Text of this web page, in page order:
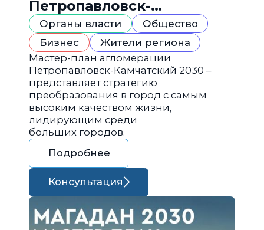
Петропавловск-
Камчатский 2030
Органы власти
Общество
Бизнес
Жители региона
Мастер-план агломерации
Петропавловск-Камчатский 2030 –
представляет стратегию
преобразования в город с самым
высоким качеством жизни,
лидирующим среди
больших городов.
Подробнее
Консультация